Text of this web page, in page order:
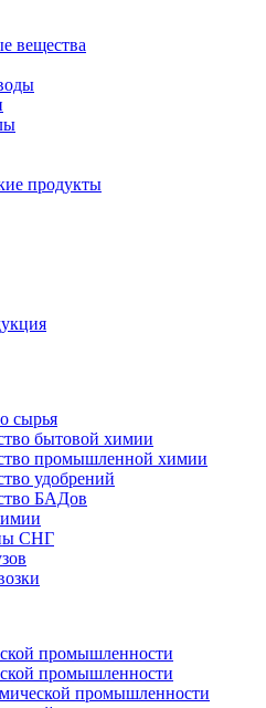
вещества
продукты
сырья
бытовой химии
промышленной химии
удобрений
БАДов
СНГ
промышленности
промышленности
промышленности